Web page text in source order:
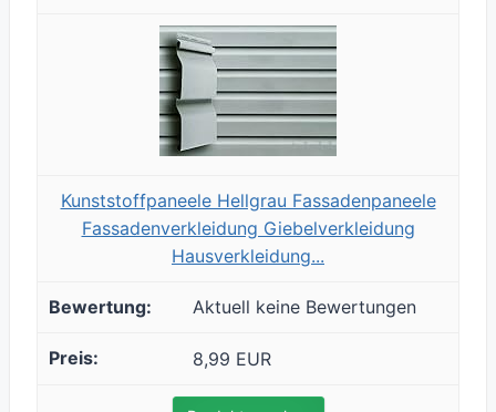
Kunststoffpaneele Hellgrau Fassadenpaneele
Fassadenverkleidung Giebelverkleidung
Hausverkleidung...
Aktuell keine Bewertungen
8,99 EUR